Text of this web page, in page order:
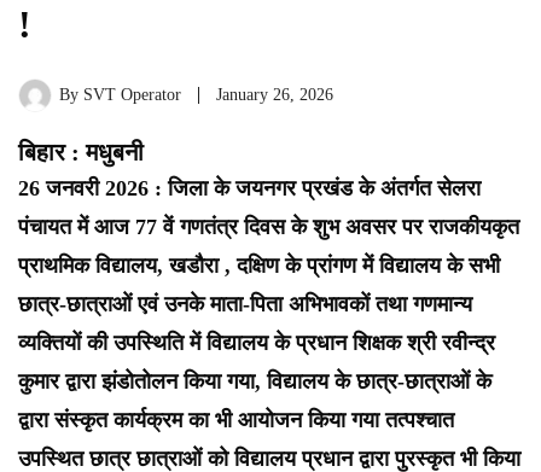
!
By SVT Operator January 26, 2026
बिहार : मधुबनी
26 जनवरी 2026 : जिला के जयनगर प्रखंड के अंतर्गत सेलरा
पंचायत में आज 77 वें गणतंत्र दिवस के शुभ अवसर पर राजकीयकृत
प्राथमिक विद्यालय, खडौरा , दक्षिण के प्रांगण में विद्यालय के सभी
छात्र-छात्राओं एवं उनके माता-पिता अभिभावकों तथा गणमान्य
व्यक्तियों की उपस्थिति में विद्यालय के प्रधान शिक्षक श्री रवीन्द्र
कुमार द्वारा झंडोतोलन किया गया, विद्यालय के छात्र-छात्राओं के
द्वारा संस्कृत कार्यक्रम का भी आयोजन किया गया तत्पश्चात
उपस्थित छात्र छात्राओं को विद्यालय प्रधान द्वारा पुरस्कृत भी किया